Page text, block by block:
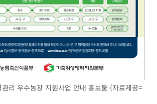
리 우수농장 지원사업 안내 홍보물 (자료제공=